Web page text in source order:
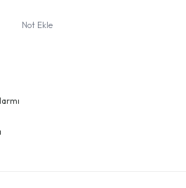
Not Ekle